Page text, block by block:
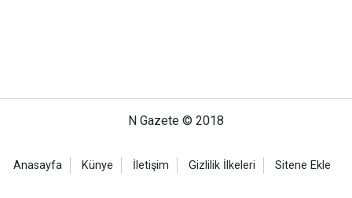
N Gazete © 2018
Anasayfa Künye İletişim Gizlilik İlkeleri Sitene Ekle